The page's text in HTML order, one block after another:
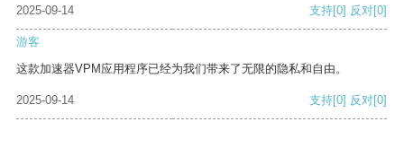
2025-09-14
支持[0] 反对[0]
游客
这款加速器VPM应用程序已经为我们带来了无限的隐私和自由。
2025-09-14 支持[0] 反对[0]